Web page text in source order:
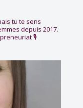
tu te sens
depuis 2017.
🎙️